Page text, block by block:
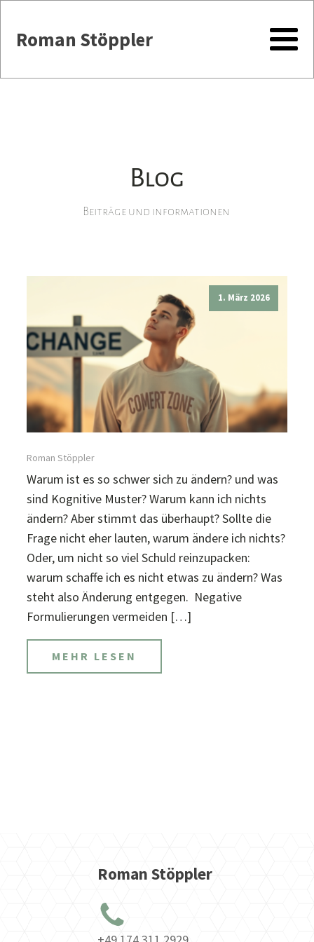
Roman Stöppler
Blog
Beiträge und informationen
1. März 2026
Roman Stöppler
Warum ist es so schwer sich zu ändern? und was
sind Kognitive Muster? Warum kann ich nichts
ändern? Aber stimmt das überhaupt? Sollte die
Frage nicht eher lauten, warum ändere ich nichts?
Oder, um nicht so viel Schuld reinzupacken:
warum schaffe ich es nicht etwas zu ändern? Was
steht also Änderung entgegen. Negative
Formulierungen vermeiden […]
MEHR LESEN
Roman Stöppler